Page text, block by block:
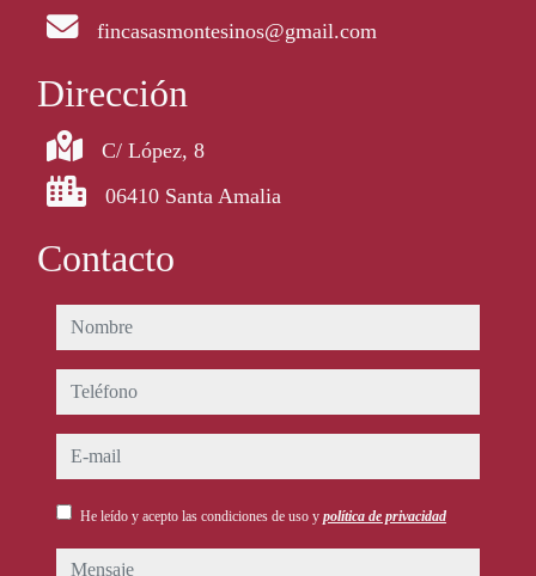
fincasasmontesinos@gmail.com
Dirección
C/ López, 8
06410 Santa Amalia
Contacto
nombre
teléfono
e-mail
He leído y acepto las condiciones de uso y política de privacidad
mensaje